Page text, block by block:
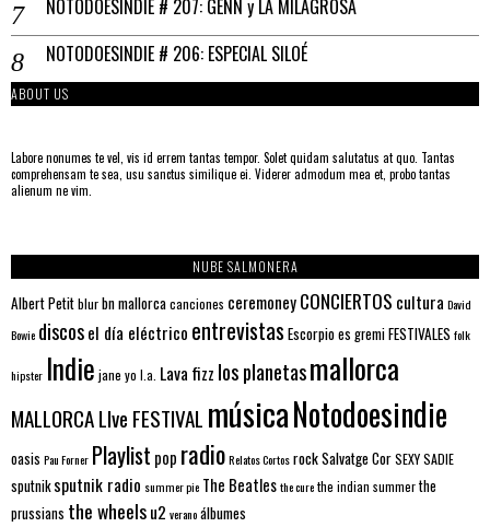
NOTODOESINDIE # 207: GENN y LA MILAGROSA
NOTODOESINDIE # 206: ESPECIAL SILOÉ
ABOUT US
Labore nonumes te vel, vis id errem tantas tempor. Solet quidam salutatus at quo. Tantas
comprehensam te sea, usu sanctus similique ei. Viderer admodum mea et, probo tantas
alienum ne vim.
NUBE SALMONERA
Albert Petitblurbn mallorcacanciones ceremoneyCONCIERTOS cultura David
Bowie discosel día eléctrico entrevistas Escorpioes gremiFESTIVALES folk
hipster Indie jane yo l.a. Lava fizz los planetasmallorca
MALLORCA LIve FESTIVAL músicaNotodoesindie
oasis Pau Forner Playlist pop radioRelatos CortosrockSalvatge CorSEXY SADIE
sputnik sputnik radio summer pie The Beatlesthe curethe indian summerthe
prussians the wheelsu2 veranoálbumes